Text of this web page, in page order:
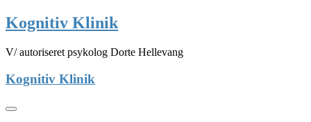
Skip
to
Kognitiv Klinik
V/ autoriseret psykolog Dorte Hellevang
Kognitiv Klinik